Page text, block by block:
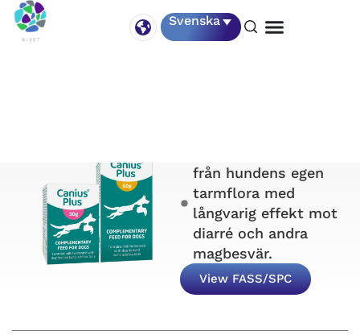
Svenska
från hundens egen
tarmflora med
långvarig effekt mot
diarré och andra
magbesvär.
View FASS/SPC